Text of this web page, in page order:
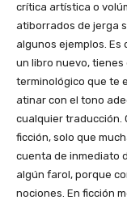
crítica artística o
atiborrados de jerga
algunos ejemplos. Es
un libro nuevo,
terminológico que te
atinar con el tono
cualquier traducción.
ficción, solo que
cuenta de inmediato
algún farol, porque
nociones. En ficción